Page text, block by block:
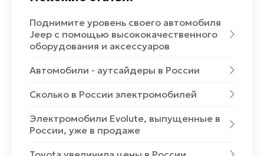
Поднимите уровень своего автомобиля
Jeep с помощью высококачественного
оборудования и аксессуаров
Автомобили - аутсайдеры в России
Сколько в России электромобилей
Электромобили Evolute, выпущенные в
России, уже в продаже